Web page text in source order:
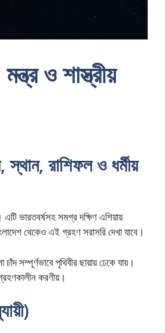
ও শাস্ত্রীয়
রাশিফল ও ধর্মীয়
ভারতবর্ষসহ সমগ্র দক্ষিণ এশিয়ায়
থেকেও এই গ্রহণ সরাসরি দেখা যাবে।
সম্পূর্ণভাবে পৃথিবীর ছায়ায় ঢেকে যায়।
করণীয়।